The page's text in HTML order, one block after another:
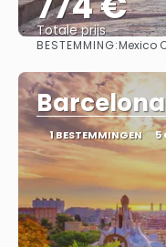
Totale prijs
BESTEMMING:Mexico
1 BESTEMMINGEN 5